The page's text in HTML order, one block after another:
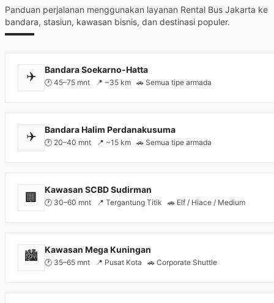
Panduan perjalanan menggunakan layanan Rental Bus Jakarta ke
bandara, stasiun, kawasan bisnis, dan destinasi populer.
✈️ Bandara Soekarno-Hatta
🕐 45–75 mnt 📍 ~35 km 🚗 Semua tipe armada
✈️ Bandara Halim Perdanakusuma
🕐 20–40 mnt 📍 ~15 km 🚗 Semua tipe armada
🏢
Kawasan SCBD Sudirman
🕐 30–60 mnt 📍 Tergantung Titik 🚗 Elf / Hiace / Medium
🏙️ Kawasan Mega Kuningan
🕐 35–65 mnt 📍 Pusat Kota 🚗 Corporate Shuttle